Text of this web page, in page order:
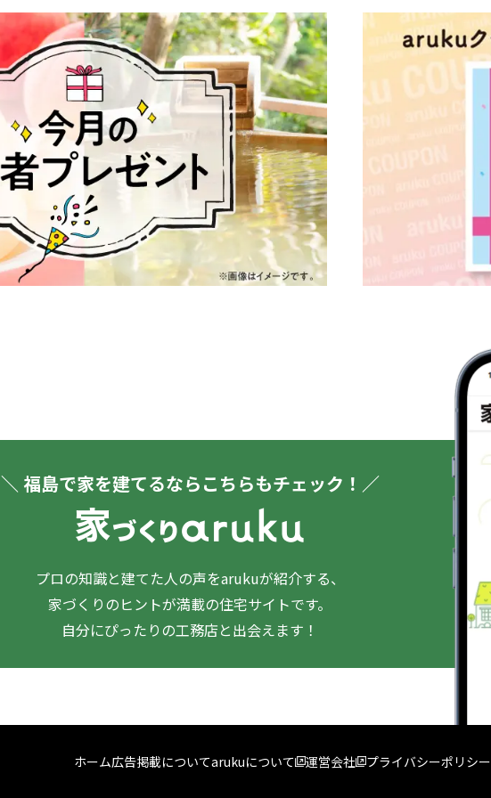
＼ 福島で家を建てるならこちらもチェック！／
プロの知識と建てた人の声をarukuが紹介する、
家づくりのヒントが満載の住宅サイトです。
自分にぴったりの工務店と出会えます！
ホーム広告掲載についてarukuについて 運営会社 プライバシーポリシー